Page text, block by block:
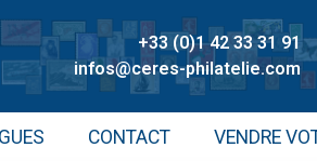
+33 (0)1 42 33 31 91
infos@ceres-philatelie.com
CONTACT VENDRE